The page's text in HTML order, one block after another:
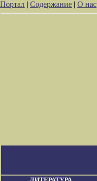
Портал | Содержание | О нас